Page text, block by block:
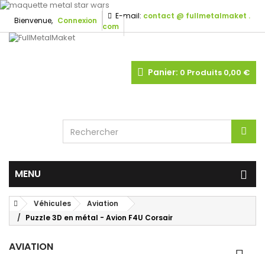
Bienvenue, Connexion E-mail: contact @ fullmetalmaket .
com
Panier: 0 Produits 0,00 €
MENU
Véhicules
Aviation
Puzzle 3D en métal - Avion F4U Corsair
AVIATION